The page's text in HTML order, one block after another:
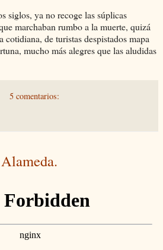
siglos, ya no recoge las súplicas
marchaban rumbo a la muerte, quizá
cotidiana, de turistas despistados mapa
mucho más alegres que las aludidas
5 comentarios: